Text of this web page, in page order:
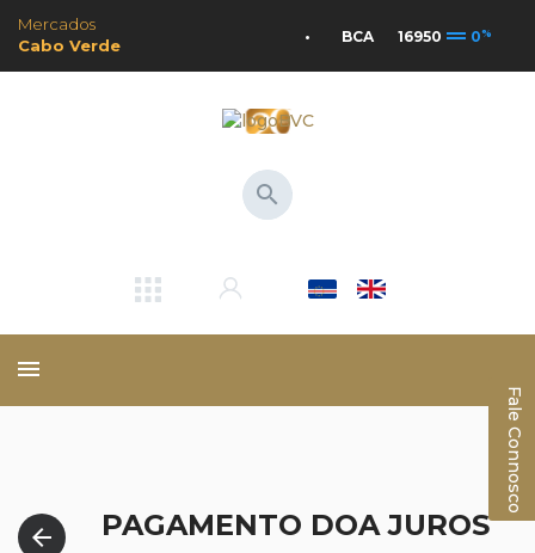
Mercados
Cabo Verde
BCA 16950drag_handle0%
search
menu
arrow_back
PAGAMENTO DOA JUROS
Fale Connosco